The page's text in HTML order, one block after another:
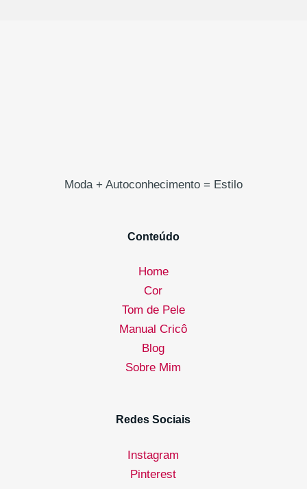
Moda + Autoconhecimento = Estilo
Conteúdo
Home
Cor
Tom de Pele
Manual Cricô
Blog
Sobre Mim
Redes Sociais
Instagram
Pinterest